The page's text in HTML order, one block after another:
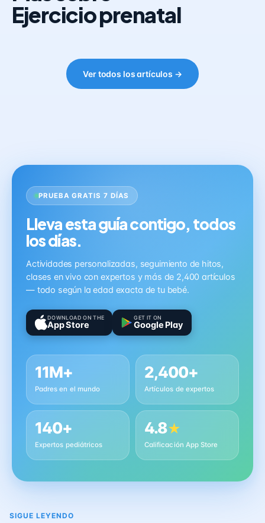
Ejercicio prenatal
Ver todos los artículos →
PRUEBA GRATIS 7 DÍAS
Lleva esta guía contigo, todos
los días.
Actividades personalizadas, seguimiento de hitos,
clases en vivo con expertos y más de 2,400 artículos
— todo según la edad exacta de tu bebé.
DOWNLOAD ON THE
App Store
GET IT ON
Google Play
11M+
Padres en el mundo
2,400+
Artículos de expertos
140+
Expertos pediátricos
4.8★
Calificación App Store
SIGUE LEYENDO